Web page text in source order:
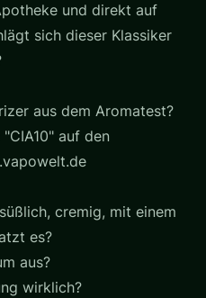
und direkt auf
sich dieser Klassiker
aus dem Aromatest?
auf den
cremig, mit einem
es?
aus?
wirklich?